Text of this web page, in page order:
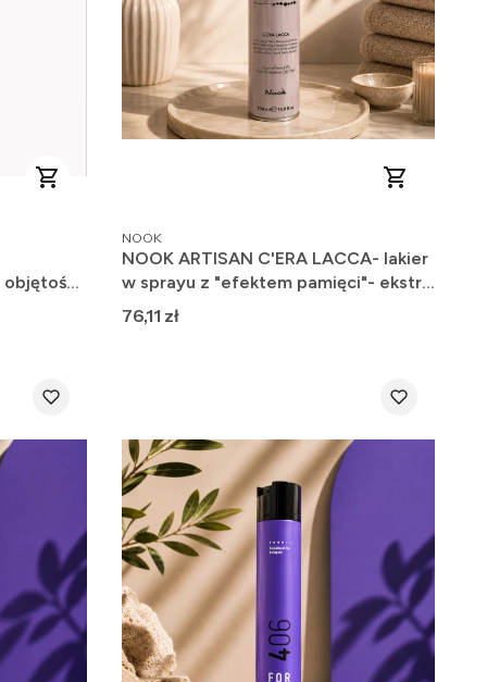
objętości
PRODUCENT
NOOK
NOOK ARTISAN C'ERA LACCA- lakier
w sprayu z "efektem pamięci"- ekstra
mocny 500ml
Cena
76,11 zł